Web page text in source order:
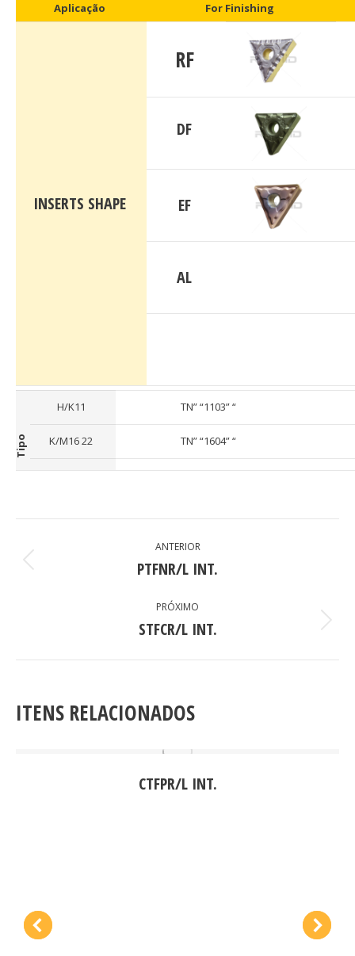
Aplicação For Finishing
INSERTS SHAPE
RF
DF
EF
AL
Tipo
H/K11 TN” “1103” “
K/M16 22 TN” “1604” “
NAVIGATION
ANTERIOR
Previous
PTFNR/L INT.
PRÓXIMO
Next
STFCR/L INT.
ITENS RELACIONADOS
CTFPR/L INT.